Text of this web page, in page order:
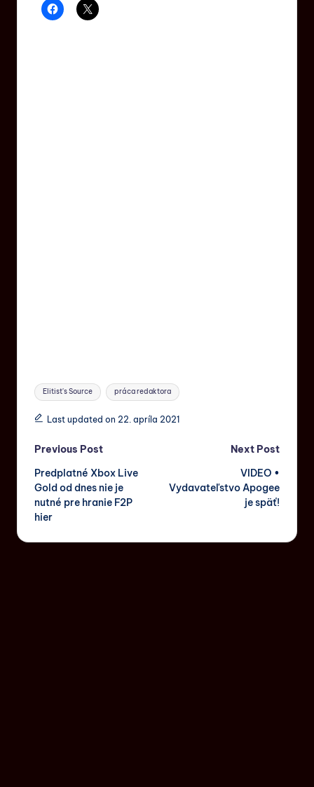
Elitist's Source práca redaktora
Last updated on 22. apríla 2021
Previous Post
Predplatné Xbox Live
Gold od dnes nie je
nutné pre hranie F2P
hier
Next Post
VIDEO •
Vydavateľstvo Apogee
je späť!